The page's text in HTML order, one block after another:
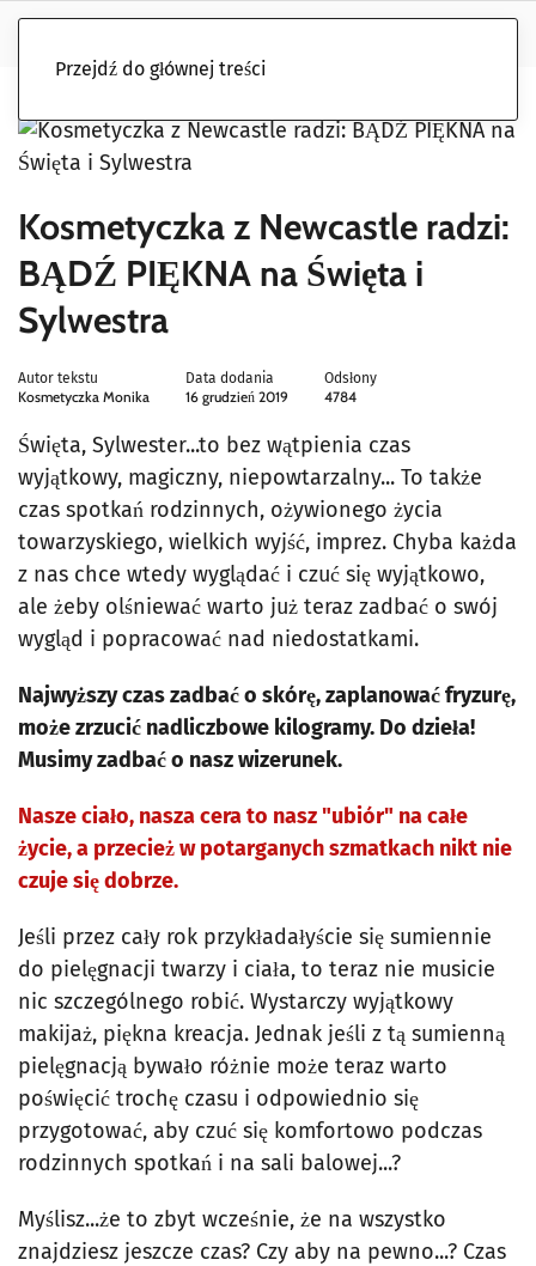
Przejdź do głównej treści
Kosmetyczka z Newcastle radzi:
BĄDŹ PIĘKNA na Święta i
Sylwestra
Autor tekstu
Kosmetyczka Monika
Data dodania
16 grudzień 2019
Odsłony
4784
Święta, Sylwester...to bez wątpienia czas
wyjątkowy, magiczny, niepowtarzalny... To także
czas spotkań rodzinnych, ożywionego życia
towarzyskiego, wielkich wyjść, imprez. Chyba każda
z nas chce wtedy wyglądać i czuć się wyjątkowo,
ale żeby olśniewać warto już teraz zadbać o swój
wygląd i popracować nad niedostatkami.
Najwyższy czas zadbać o skórę, zaplanować fryzurę,
może zrzucić nadliczbowe kilogramy. Do dzieła!
Musimy zadbać o nasz wizerunek.
Nasze ciało, nasza cera to nasz "ubiór" na całe
życie, a przecież w potarganych szmatkach nikt nie
czuje się dobrze.
Jeśli przez cały rok przykładałyście się sumiennie
do pielęgnacji twarzy i ciała, to teraz nie musicie
nic szczególnego robić. Wystarczy wyjątkowy
makijaż, piękna kreacja. Jednak jeśli z tą sumienną
pielęgnacją bywało różnie może teraz warto
poświęcić trochę czasu i odpowiednio się
przygotować, aby czuć się komfortowo podczas
rodzinnych spotkań i na sali balowej...?
Myślisz...że to zbyt wcześnie, że na wszystko
znajdziesz jeszcze czas? Czy aby na pewno...? Czas